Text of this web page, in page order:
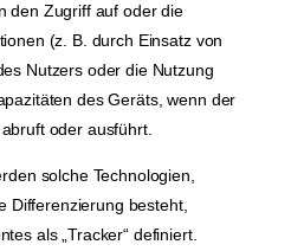
den Zugriff auf oder die
(z. B. durch Einsatz von
Nutzers oder die Nutzung
des Geräts, wenn der
oder ausführt.
solche Technologien,
Differenzierung besteht,
als „Tracker“ definiert.